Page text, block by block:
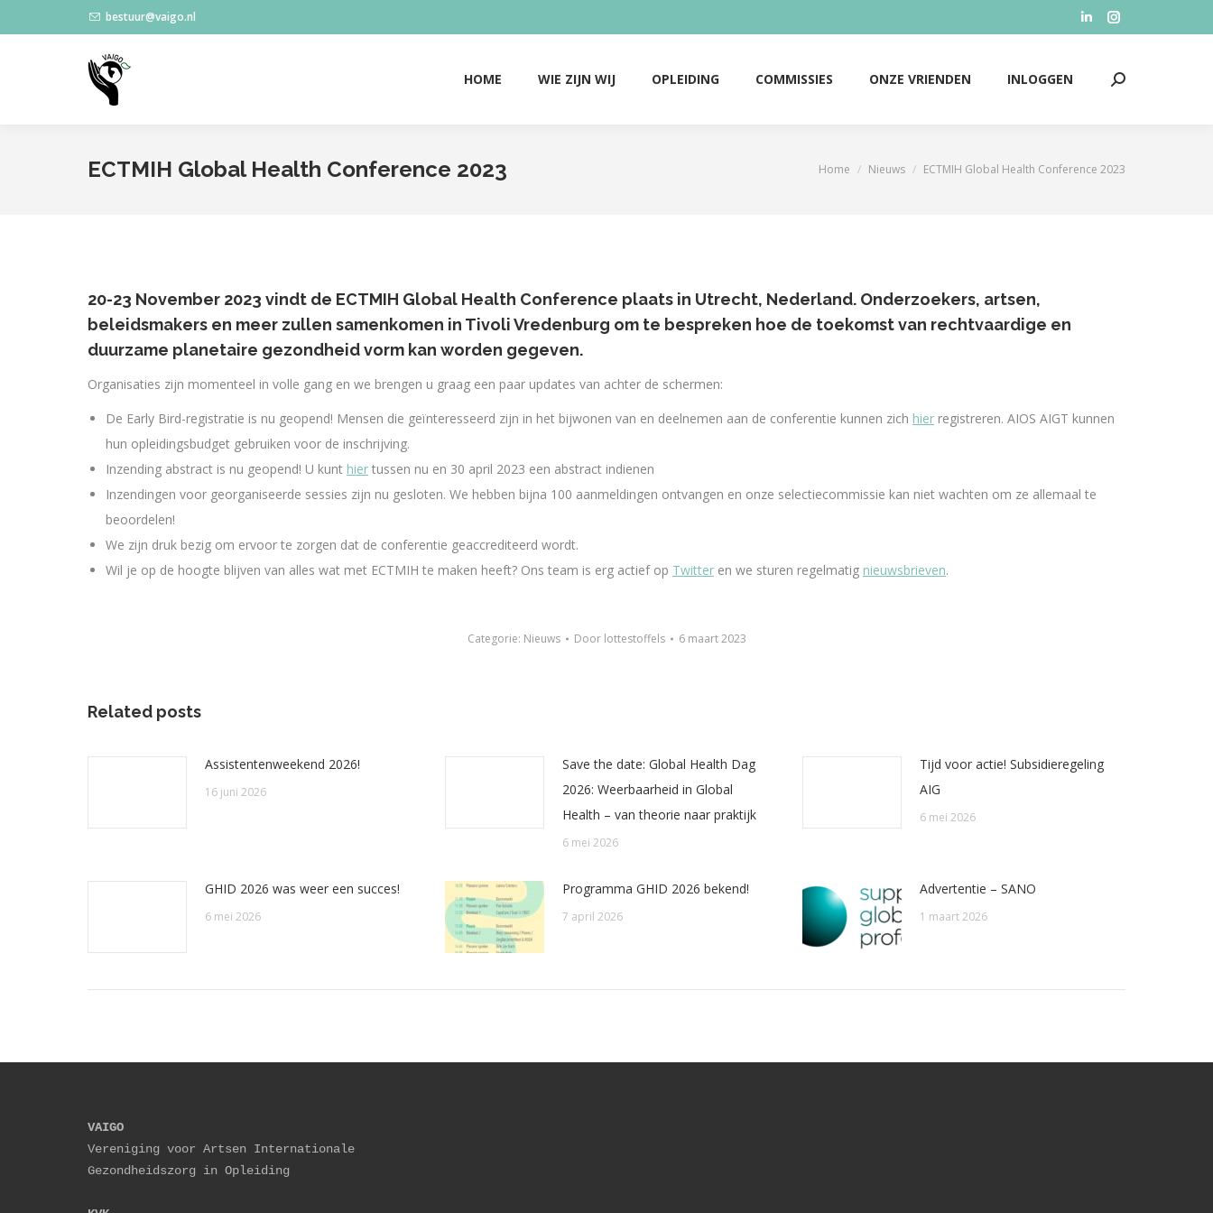
bestuur@vaigo.nl
Linkedin
opens
Instagram
opens
HOME WIE ZIJN WIJ OPLEIDING COMMISSIES ONZE VRIENDEN INLOGGEN Zoeken:
ECTMIH Global Health Conference 2023 Je bent hier:
Home Nieuws ECTMIH Global Health Conference 2023
20-23 November 2023 vindt de ECTMIH Global Health Conference plaats in Utrecht, Nederland. Onderzoekers, artsen,
beleidsmakers en meer zullen samenkomen in Tivoli Vredenburg om te bespreken hoe de toekomst van rechtvaardige en
duurzame planetaire gezondheid vorm kan worden gegeven.
Organisaties zijn momenteel in volle gang en we brengen u graag een paar updates van achter de schermen:
De Early Bird-registratie is nu geopend! Mensen die geïnteresseerd zijn in het bijwonen van en deelnemen aan de conferentie kunnen zich hier registreren. AIOS AIGT kunnen
hun opleidingsbudget gebruiken voor de inschrijving.
Inzending abstract is nu geopend! U kunt hier tussen nu en 30 april 2023 een abstract indienen
Inzendingen voor georganiseerde sessies zijn nu gesloten. We hebben bijna 100 aanmeldingen ontvangen en onze selectiecommissie kan niet wachten om ze allemaal te
beoordelen!
We zijn druk bezig om ervoor te zorgen dat de conferentie geaccrediteerd wordt.
Wil je op de hoogte blijven van alles wat met ECTMIH te maken heeft? Ons team is erg actief op Twitter en we sturen regelmatig nieuwsbrieven.
Categorie: Nieuws Door lottestoffels 6 maart 2023
Related posts
Assistentenweekend 2026!
16 juni 2026
Save the date: Global Health Dag
2026: Weerbaarheid in Global
Health – van theorie naar praktijk
6 mei 2026
Tijd voor actie! Subsidieregeling
AIG
6 mei 2026
GHID 2026 was weer een succes!
6 mei 2026
Programma GHID 2026 bekend!
7 april 2026
Advertentie – SANO
1 maart 2026
VAIGO
Vereniging voor Artsen Internationale
Gezondheidszorg in Opleiding
HOME WIE ZIJN WIJ OPLEIDING COMMISSIES ONZE VRIENDEN INLOGGEN Zoeken: